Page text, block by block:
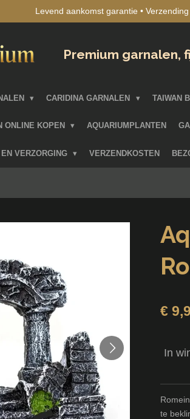
Levend aankomst garantie •
Premium garnalen,
CARIDINA GARNALEN TAIWAN
ONLINE KOPEN AQUARIUMPLANTEN
VERZORGING VERZENDKOSTEN
€
In
te